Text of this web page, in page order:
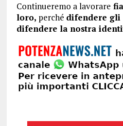
Continueremo a lavorare
loro, perché difendere
difendere la nostra